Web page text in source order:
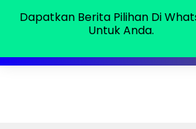
Dapatkan Berita Pilihan Di
Untuk Anda.